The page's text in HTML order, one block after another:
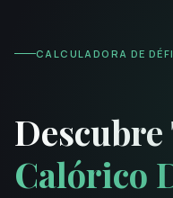
CALCULADORA DE
Calórico